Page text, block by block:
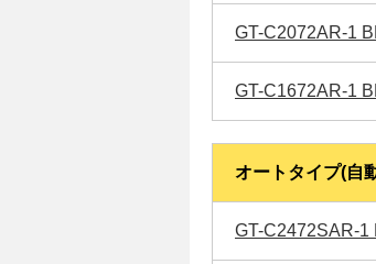
GT-C2072AR-1
GT-C1672AR-1
オートタイプ(自
GT-C2472SAR-1